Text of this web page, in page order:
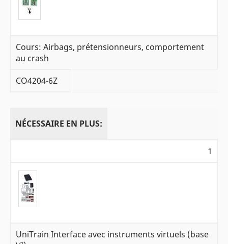
Cours: Airbags, prétensionneurs, comportement
au crash
CO4204-6Z
NÉCESSAIRE EN PLUS:
1
UniTrain Interface avec instruments virtuels (base